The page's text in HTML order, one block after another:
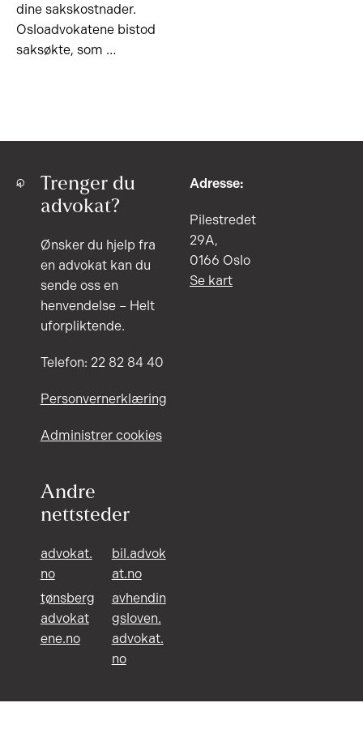
dine sakskostnader.
Osloadvokatene bistod
saksøkte, som …
Trenger du
advokat?
Ønsker du hjelp fra
en advokat kan du
sende oss en
henvendelse – Helt
uforpliktende.
Telefon: 22 82 84 40
Personvernerklæring
Administrer cookies
Andre
nettsteder
advokat.
no
bil.advok
at.no
tønsberg
advokat
ene.no
avhendin
gsloven.
advokat.
no
Adresse:
Pilestredet
29A,
0166 Oslo
Se kart